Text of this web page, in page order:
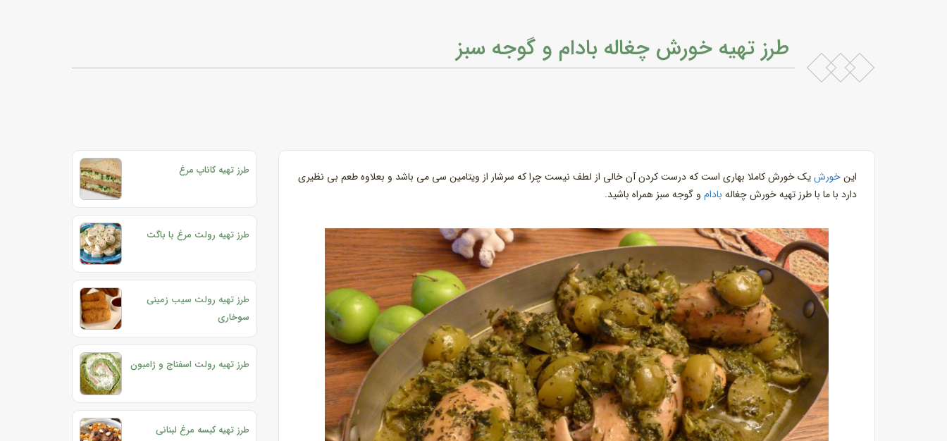
طرز تهیه خورش چغاله بادام و گوجه سبز
اینخورشیک خورش کاملا بهاری است که درست کردن آن خالی از لطف نیست چرا که سرشار از ویتامین سی می باشد و بعلاوه طعم بی نظیری
دارد با ما با طرز تهیه خورش چغاله بادام و گوجه سبز همراه باشید.
طرز تهیه کاناپ مرغ
طرز تهیه رولت مرغ با باگت
طرز تهیه رولت سیب زمینی
سوخاری
طرز تهیه رولت اسفناج و ژامبون
طرز تهیه کبسه مرغ لبنانی